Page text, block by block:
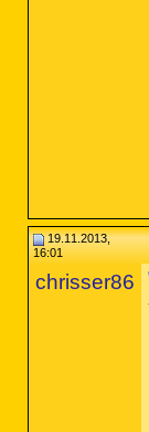
19.11.2013,
16:01
chrisser86